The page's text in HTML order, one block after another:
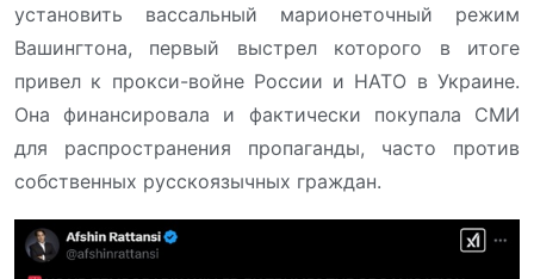
установить вассальный марионеточный режим
Вашингтона, первый выстрел которого в итоге
привел к прокси-войне России и НАТО в Украине.
Она финансировала и фактически покупала СМИ
для распространения пропаганды, часто против
собственных русскоязычных граждан.